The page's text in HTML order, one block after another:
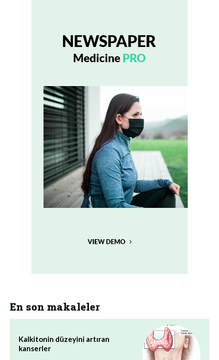
En son makaleler
Kalkitonin düzeyini artıran
kanserler